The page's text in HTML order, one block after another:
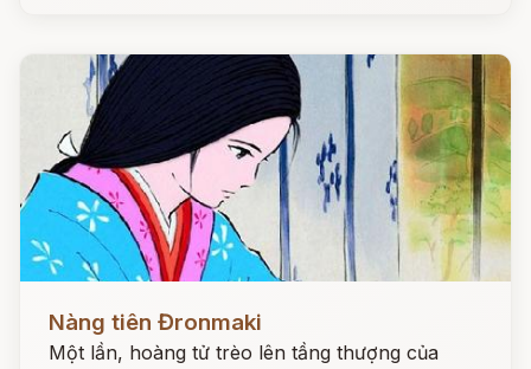
Nàng tiên Đronmaki
Một lần, hoàng tử trèo lên tầng thượng của